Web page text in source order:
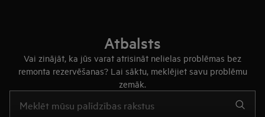
Atbalsts
Vai zinājāt, ka jūs varat atrisināt nelielas problēmas bez
remonta rezervēšanas? Lai sāktu, meklējiet savu problēmu
zemāk.